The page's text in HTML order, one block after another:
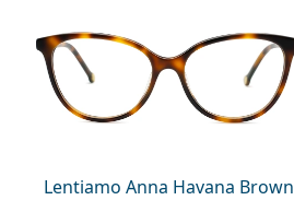
Prada
Alle Marken
Lentiamo Anna Havana Brown